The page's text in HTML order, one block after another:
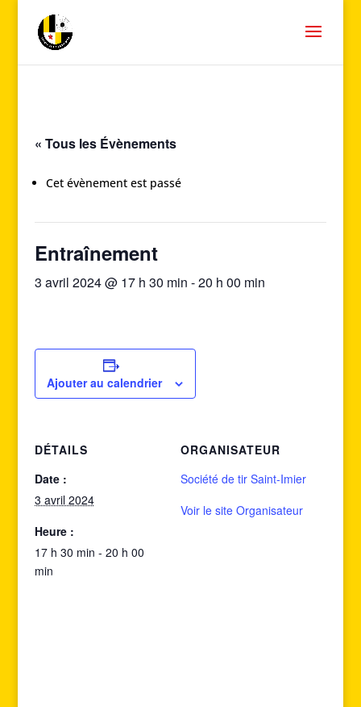
« Tous les Évènements
Cet évènement est passé
Entraînement
3 avril 2024 @ 17 h 30 min -20 h 00 min
Ajouter au calendrier
DÉTAILS
Date :
3 avril 2024
Heure :
17 h 30 min - 20 h 00
min
ORGANISATEUR
Société de tir Saint-Imier
Voir le site Organisateur